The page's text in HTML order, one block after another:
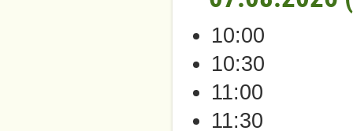
10:00
10:30
11:00
11:30